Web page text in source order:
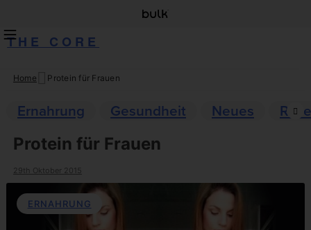
THE CORE
Skip
content
Home Protein für Frauen
Ernahrung Gesundheit Neues
Protein für Frauen
29th Oktober 2015
ERNAHRUNG